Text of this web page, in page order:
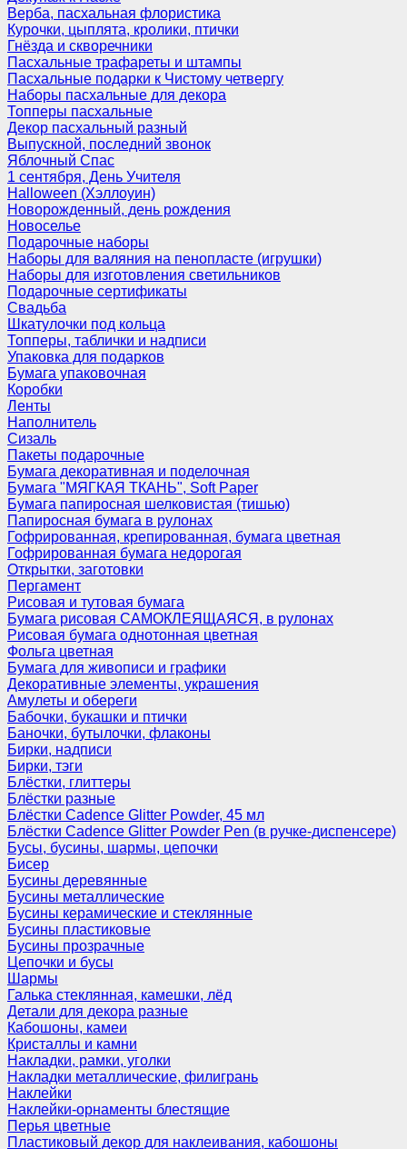
Верба, пасхальная флористика
Курочки, цыплята, кролики, птички
Гнёзда и скворечники
Пасхальные трафареты и штампы
Пасхальные подарки к Чистому четвергу
Наборы пасхальные для декора
Топперы пасхальные
Декор пасхальный разный
Выпускной, последний звонок
Яблочный Спас
1 сентября, День Учителя
Halloween (Хэллоуин)
Новорожденный, день рождения
Новоселье
Подарочные наборы
Наборы для валяния на пенопласте (игрушки)
Наборы для изготовления светильников
Подарочные сертификаты
Свадьба
Шкатулочки под кольца
Топперы, таблички и надписи
Упаковка для подарков
Бумага упаковочная
Коробки
Ленты
Наполнитель
Сизаль
Пакеты подарочные
Бумага декоративная и поделочная
Бумага "МЯГКАЯ ТКАНЬ", Soft Paper
Бумага папиросная шелковистая (тишью)
Папиросная бумага в рулонах
Гофрированная, крепированная, бумага цветная
Гофрированная бумага недорогая
Открытки, заготовки
Пергамент
Рисовая и тутовая бумага
Бумага рисовая САМОКЛЕЯЩАЯСЯ, в рулонах
Рисовая бумага однотонная цветная
Фольга цветная
Бумага для живописи и графики
Декоративные элементы, украшения
Амулеты и обереги
Бабочки, букашки и птички
Баночки, бутылочки, флаконы
Бирки, надписи
Бирки, тэги
Блёстки, глиттеры
Блёстки разные
Блёстки Cadence Glitter Powder, 45 мл
Блёстки Cadence Glitter Powder Pen (в ручке-диспенсере)
Бусы, бусины, шармы, цепочки
Бисер
Бусины деревянные
Бусины металлические
Бусины керамические и стеклянные
Бусины пластиковые
Бусины прозрачные
Цепочки и бусы
Шармы
Галька стеклянная, камешки, лёд
Детали для декора разные
Кабошоны, камеи
Кристаллы и камни
Накладки, рамки, уголки
Накладки металлические, филигрань
Наклейки
Наклейки-орнаменты блестящие
Перья цветные
Пластиковый декор для наклеивания, кабошоны